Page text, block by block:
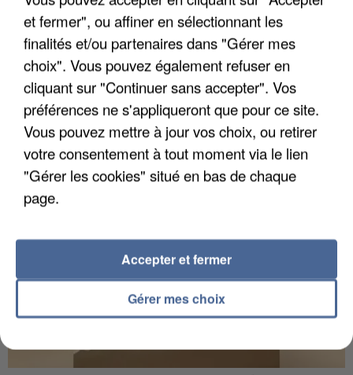
UN SECOND CADRE DE LA DZ MAFIA
INTERPELLÉ EN ALGÉRIE
et fermer", ou affiner en sélectionnant les
finalités et/ou partenaires dans "Gérer mes
choix". Vous pouvez également refuser en
cliquant sur "Continuer sans accepter". Vos
préférences ne s'appliqueront que pour ce site.
Vous pouvez mettre à jour vos choix, ou retirer
votre consentement à tout moment via le lien
"Gérer les cookies" situé en bas de chaque
page.
Gérer mes choix
Accepter et fermer